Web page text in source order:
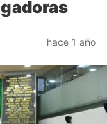
hace 1 año